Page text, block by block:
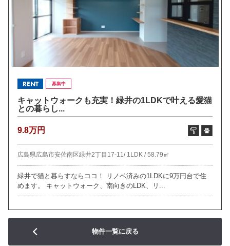
RENT 募集中
キャットウォークも充実！緑井の1LDKで叶える愛猫
との暮らし...
9.8万円
広島県広島市安佐南区緑井2丁目17-11/ 1LDK /58.79㎡
緑井で猫と暮らすならココ！ リノベ済みの1LDKに9万円台で住
めます。 キャットウォーク、南向きのLDK、リ...
物件一覧に戻る